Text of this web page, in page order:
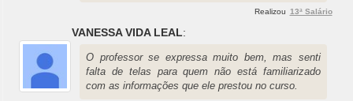
Realizou 13ª Salário
VANESSA VIDA LEAL:
O professor se expressa muito bem, mas senti
falta de telas para quem não está familiarizado
com as informações que ele prestou no curso.